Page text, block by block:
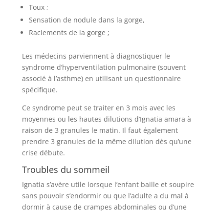
Toux ;
Sensation de nodule dans la gorge,
Raclements de la gorge ;
Les médecins parviennent à diagnostiquer le
syndrome d’hyperventilation pulmonaire (souvent
associé à l’asthme) en utilisant un questionnaire
spécifique.
Ce syndrome peut se traiter en 3 mois avec les
moyennes ou les hautes dilutions d’Ignatia amara à
raison de 3 granules le matin. Il faut également
prendre 3 granules de la même dilution dès qu’une
crise débute.
Troubles du sommeil
Ignatia s’avère utile lorsque l’enfant baille et soupire
sans pouvoir s’endormir ou que l’adulte a du mal à
dormir à cause de crampes abdominales ou d’une